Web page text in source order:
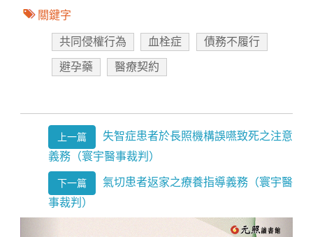
關鍵字
共同侵權行為 血栓症 債務不履行
避孕藥 醫療契約
上一篇
失智症患者於長照機構誤嚥致死之注意
義務（寰宇醫事裁判）
下一篇
氣切患者返家之療養指導義務（寰宇醫
事裁判）
Next